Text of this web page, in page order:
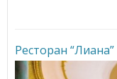
Ресторан “Лиана”